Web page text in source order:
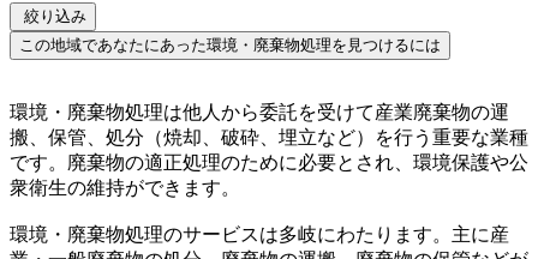
絞り込み
この地域であなたにあった環境・廃棄物処理を見つけるには
環境・廃棄物処理は他人から委託を受けて産業廃棄物の運
搬、保管、処分（焼却、破砕、埋立など）を行う重要な業種
です。廃棄物の適正処理のために必要とされ、環境保護や公
衆衛生の維持ができます。
環境・廃棄物処理のサービスは多岐にわたります。主に産